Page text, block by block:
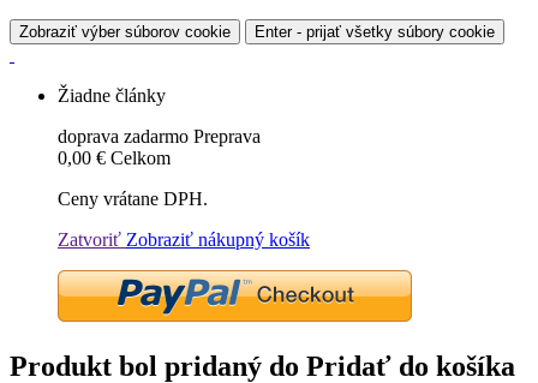
Zobraziť výber súborov cookie Enter - prijať všetky súbory cookie
Žiadne články
doprava zadarmo Preprava
0,00 € Celkom
Ceny vrátane DPH.
Zatvoriť Zobraziť nákupný košík
Produkt bol pridaný do Pridať do košíka